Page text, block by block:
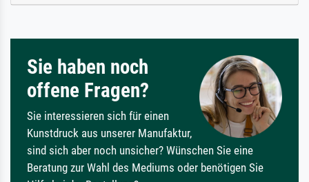
Sie haben noch
offene Fragen?
Sie interessieren sich für einen
Kunstdruck aus unserer Manufaktur,
sind sich aber noch unsicher? Wünschen Sie eine
Beratung zur Wahl des Mediums oder benötigen Sie